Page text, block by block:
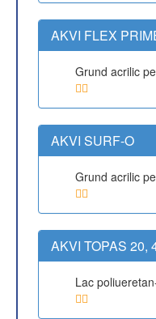
AKVI FLEX
Grund acrilic
AKVI SURF-O
Grund acrilic
AKVI TOPAS 20,
Lac